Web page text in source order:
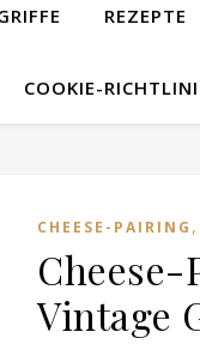
REZEPTE
COOKIE-
CHEESE-PAIRING ,
Vintage